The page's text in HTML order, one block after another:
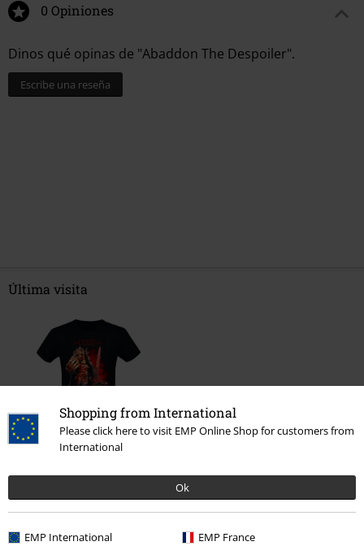
Shopping from International
Please click here to visit EMP Online Shop for customers from
International
Ok
EMP International EMP France
0 Opiniones
Dinos qué opinas de "Abaddon The Despoiler".
Escribe una reseña
Última visita
15% DTO
Más categorías. Más opciones